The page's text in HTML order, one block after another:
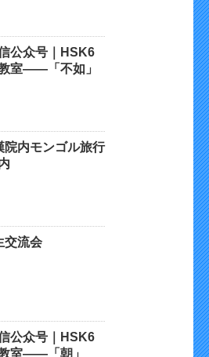
公众号｜HSK6
室——「不如」
院内モンゴル旅行
交流会
公众号｜HSK6
室——「朝」